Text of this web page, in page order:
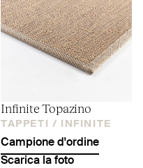
Infinite Topazino
TAPPETI / INFINITE
Campione d'ordine
Scarica la foto